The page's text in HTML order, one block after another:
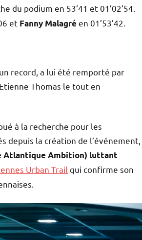
du podium en 53’41 et 01’02’54.
et Fanny Malagréen 01’53’42.
record, a lui été remporté par
Thomas le tout en
à la recherche pour les
depuis la création de l’événement,
Atlantique Ambition) luttant
Urban Trail qui confirme son